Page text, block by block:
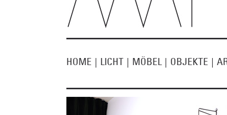
HOME | LICHT | MÖBEL | OBJEKTE |